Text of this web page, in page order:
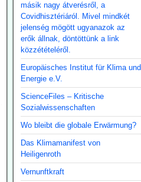
másik nagy átverésről, a
Covidhisztériáról. Mivel mindkét
jelenség mögött ugyanazok az
erők állnak, döntöttünk a link
közzétételéről.
Europäisches Institut für Klima und
Energie e.V.
ScienceFiles – Kritische
Sozialwissenschaften
Wo bleibt die globale Erwärmung?
Das Klimamanifest von
Heiligenroth
Vernunftkraft